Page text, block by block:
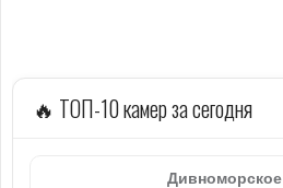
🔥 ТОП-10 камер за сегодня
Дивноморское